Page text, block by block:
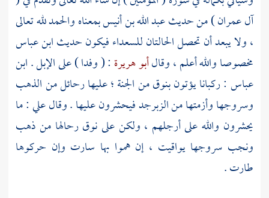
آل عمران ) من حديثعبد الله بن أنيسبمعناه والحمد لله تعالى
، ولا يبعد أن تحصل الحالتان للسعداء فيكون حديثابن عباس
مخصوصا والله أعلم ، وقالأبو هريرة : ( وفدا ) على الإبل .ابن
عباس : ركبانا يؤتون بنوق من الجنة ؛ عليها رحائل من الذهب
وسروجها وأزمتها من الزبرجد فيحشرون عليها . وقالعلي: ما
يحشرون والله على أرجلهم ، ولكن على نوق رحالها من ذهب
ونجب سروجها يواقيت ، إن هموا بها سارت وإن حركوها
طارت .